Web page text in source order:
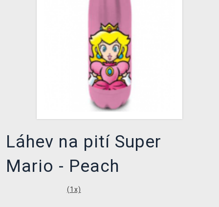
TCG & BOARDGAME HUB
VÝKUP HER (BAZAR)
Láhev na pití Super
Mario - Peach
(1 x)